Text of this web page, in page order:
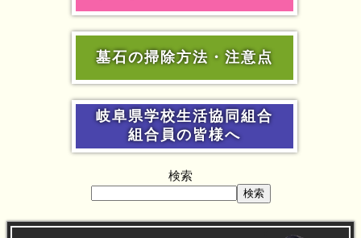
墓石の掃除方法・注意点
岐阜県学校生活協同組合
組合員の皆様へ
検索
検索